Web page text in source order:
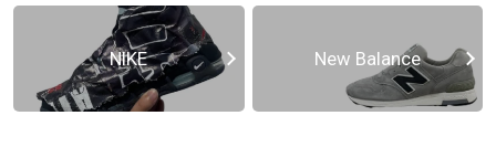
NIKE New Balance